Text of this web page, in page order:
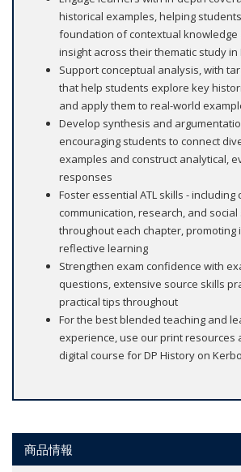
historical examples, helping
foundation of contextual knowledge
insight across their thematic study in
Support conceptual analysis, with
that help students explore key
and apply them to real-world
Develop synthesis and
encouraging students to connect
examples and construct analytical,
responses
Foster essential ATL skills - including
communication, research, and social
throughout each chapter,
reflective learning
Strengthen exam confidence with
questions, extensive source skills
practical tips throughout
For the best blended teaching and
experience, use our print resources
digital course for DP History on
商品情報